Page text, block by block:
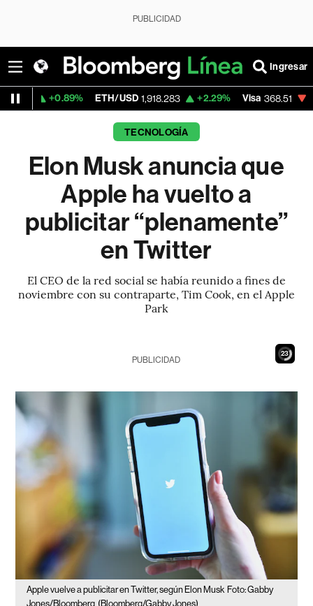
PUBLICIDAD
Ingresar
ETH/USD 1,918.283 +2.29% Visa 368.51 -0.29%
TECNOLOGÍA
Elon Musk anuncia que
Apple ha vuelto a
publicitar “plenamente”
en Twitter
El CEO de la red social se había reunido a fines de
noviembre con su contraparte, Tim Cook, en el Apple
Park
22
PUBLICIDAD
Apple vuelve a publicitar en Twitter, según Elon Musk Foto: Gabby
Jones/Bloomberg (Bloomberg/Gabby Jones)